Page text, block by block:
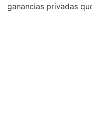
ganancias privadas